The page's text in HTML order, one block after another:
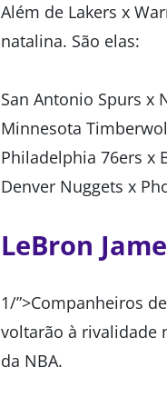
Além de Lakers x
natalina. São elas:
San Antonio Spurs x
Minnesota
Philadelphia 76ers x
Denver Nuggets x
LeBron
1/”>Companheiros
voltarão à rivalidade
da NBA.